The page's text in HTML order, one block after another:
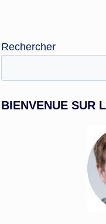
Rechercher
BIENVENUE SUR